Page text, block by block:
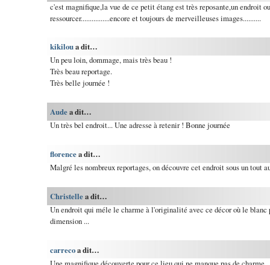
c'est magnifique,la vue de ce petit étang est très reposante,un endroit
ressourcer................encore et toujours de merveilleuses images..........
kikiloua dit…
Un peu loin, dommage, mais très beau !
Très beau reportage.
Très belle journée !
Audea dit…
Un très bel endroit... Une adresse à retenir ! Bonne journée
florencea dit…
Malgré les nombreux reportages, on découvre cet endroit sous un tout
Christellea dit…
Un endroit qui méle le charme à l'originalité avec ce décor où le blanc
dimension ...
carrecoa dit…